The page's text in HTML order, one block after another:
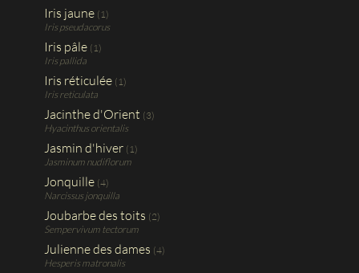
Iris jaune (1)
Iris pseudacorus
Iris pâle (1)
Iris pallida
Iris réticulée (1)
Iris reticulata
Jacinthe d'Orient (3)
Hyacinthus orientalis
Jasmin d'hiver (1)
Jasminum nudiflorum
Jonquille (4)
Narcissus jonquilla
Joubarbe des toits (2)
Sempervivum tectorum
Julienne des dames (4)
Hesperis matronalis